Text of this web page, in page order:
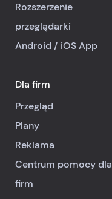
Rozszerzenie
przeglądarki
Android/ iOSApp
Dla firm
Przegląd
Plany
Reklama
Centrum pomocy dla
firm